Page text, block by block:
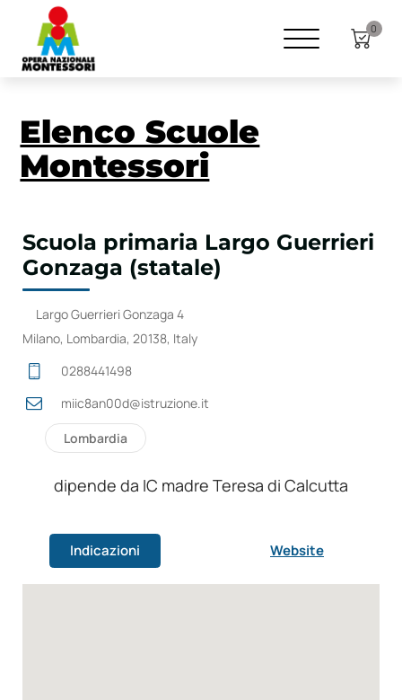
0
Elenco Scuole
Montessori
Scuola primaria Largo Guerrieri
Gonzaga (statale)
Largo Guerrieri Gonzaga 4
Milano, Lombardia, 20138, Italy
0288441498
miic8an00d@istruzione.it
Lombardia
dipende da IC madre Teresa di Calcutta
Indicazioni Website